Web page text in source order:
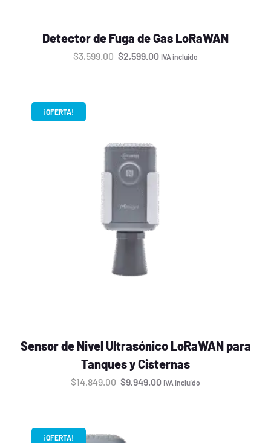
Detector de Fuga de Gas LoRaWAN
$3,599.00 $2,599.00 IVA incluído
¡OFERTA!
Sensor de Nivel Ultrasónico LoRaWAN para
Tanques y Cisternas
$14,849.00 $9,949.00 IVA incluído
¡OFERTA!